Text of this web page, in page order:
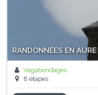
RANDONNÉES EN AURE
Vagabondages
8 étapes